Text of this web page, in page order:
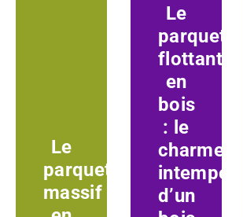
Le
parquet
massif
Le
parquet
flottant
en
bois
: le
charme
intemporel
d’un